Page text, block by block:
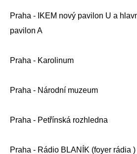
Praha - IKEM nový pavilon U a
pavilon A
Praha - Karolinum
Praha - Národní muzeum
Praha - Petřínská rozhledna
Praha - Rádio BLANÍK (foyer rádia )